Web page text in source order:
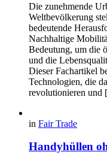
Die zunehmende
Weltbevölkerung
bedeutende
Nachhaltige
Bedeutung, um die
und die
Dieser Fachartikel
Technologien, die
revolutionieren
in Fair Trade
Handyhüllen